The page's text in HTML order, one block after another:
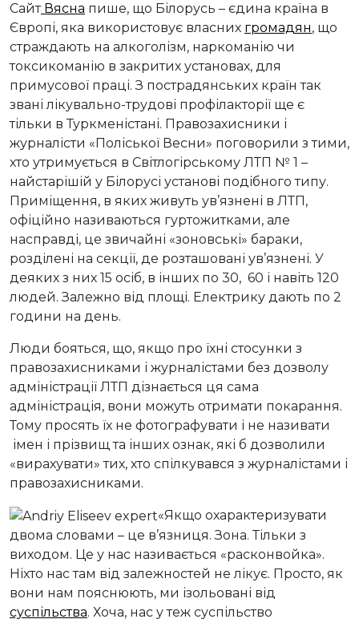
СайтВясна пише, що Білорусь – єдина країна в
Європі, яка використовує власних громадян, що
страждають на алкоголізм, наркоманію чи
токсикоманію в закритих установах, для
примусової праці. З пострадянських країн так
звані лікувально-трудові профілакторії ще є
тільки в Туркменістані. Правозахисники і
журналісти «Поліської Весни» поговорили з тими,
хто утримується в Світлогірському ЛТП № 1 –
найстарішій у Білорусі установі подібного типу.
Приміщення, в яких живуть ув’язнені в ЛТП,
офіційно називаються гуртожитками, але
насправді, це звичайні «зоновські» бараки,
розділені на секції, де розташовані ув’язнені. У
деяких з них 15 осіб, в інших по 30, 60 і навіть 120
людей. Залежно від площі. Електрику дають по 2
години на день.
Люди бояться, що, якщо про їхні стосунки з
правозахисниками і журналістами без дозволу
адміністрації ЛТП дізнається ця сама
адміністрація, вони можуть отримати покарання.
Тому просять їх не фотографувати і не називати
імен і прізвищ та інших ознак, які б дозволили
«вирахувати» тих, хто спілкувався з журналістами і
правозахисниками.
«Якщо охарактеризувати
двома словами – це в’язниця. Зона. Тільки з
виходом. Це у нас називається «расконвойка».
Ніхто нас там від залежностей не лікує. Просто, як
вони нам пояснюють, ми ізольовані від
суспільства. Хоча, нас у теж суспільство